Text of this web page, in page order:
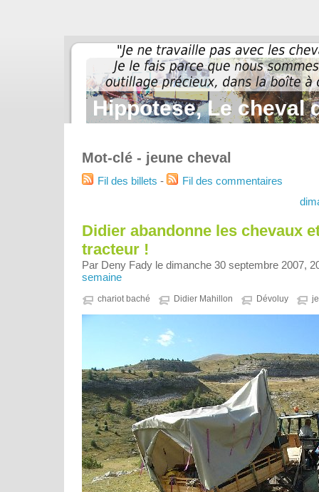
Hippotese, Le cheval
Mot-clé - jeune cheval
Fil des billets -
Fil des commentaires
Didier abandonne les chevaux
tracteur !
Par Deny Fady le dimanche 30 septembre 2007,
semaine
chariot baché Didier Mahillon Dévoluy